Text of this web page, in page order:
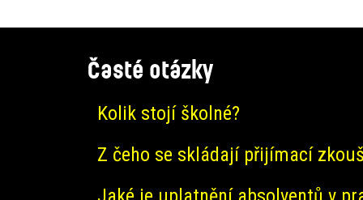
Časté otázky
Kolik stojí školné?
Z čeho se skládají přijímací